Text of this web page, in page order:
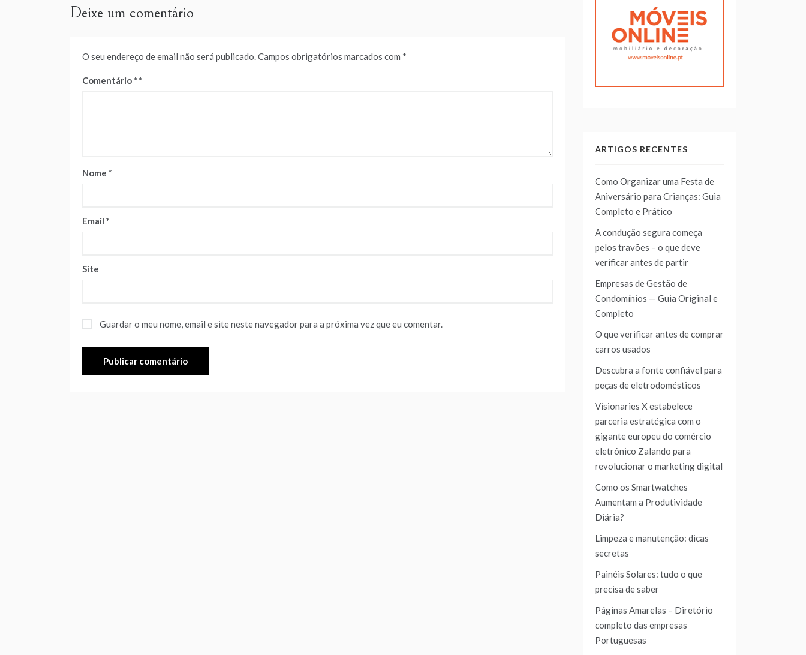
Deixe um comentário
O seu endereço de email não será publicado.Campos obrigatórios marcados com *
Comentário*
Nome *
Email *
Site
Guardar o meu nome, email e site neste navegador para a próxima vez que eu comentar.
ARTIGOS RECENTES
Como Organizar uma Festa de
Aniversário para Crianças: Guia
Completo e Prático
A condução segura começa
pelos travões – o que deve
verificar antes de partir
Empresas de Gestão de
Condomínios — Guia Original e
Completo
O que verificar antes de comprar
carros usados
Descubra a fonte confiável para
peças de eletrodomésticos
Visionaries X estabelece
parceria estratégica com o
gigante europeu do comércio
eletrônico Zalando para
revolucionar o marketing digital
Como os Smartwatches
Aumentam a Produtividade
Diária?
Limpeza e manutenção: dicas
secretas
Painéis Solares: tudo o que
precisa de saber
Páginas Amarelas – Diretório
completo das empresas
Portuguesas